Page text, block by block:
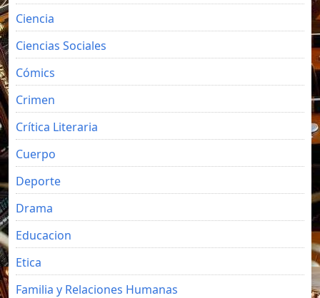
Ciencia
Ciencias Sociales
Cómics
Crimen
Crítica Literaria
Cuerpo
Deporte
Drama
Educacion
Etica
Familia y Relaciones Humanas